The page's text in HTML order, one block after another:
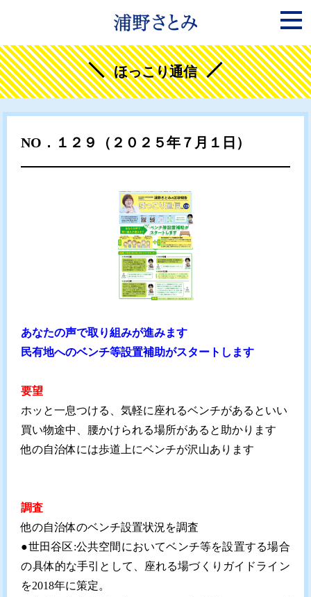
ほっこり通信
NO．１２９（２０２５年７月１日）
あなたの声で取り組みが進みます
民有地へのベンチ等設置補助がスタートします
要望
ホッと一息つける、気軽に座れるベンチがあるといい
買い物途中、腰かけられる場所があると助かります
他の自治体には歩道上にベンチが沢山あります
調査
他の自治体のベンチ設置状況を調査
●世田谷区:公共空間においてベンチ等を設置する場合
の具体的な手引として、座れる場づくりガイドライン
を2018年に策定。